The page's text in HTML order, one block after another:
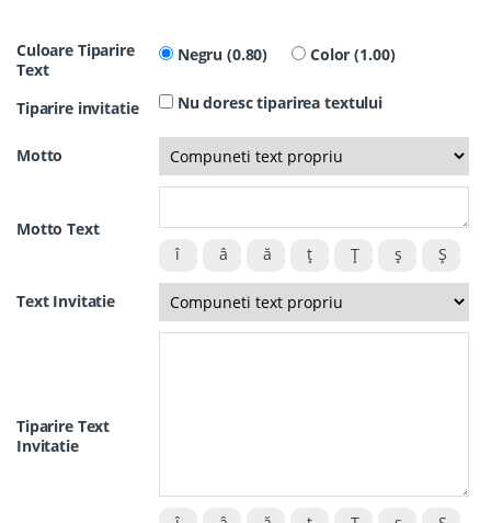
Culoare Tiparire
Text
Negru (0.80) Color (1.00)
Tiparire invitatie Nu doresc tiparirea textului
Motto
Motto Text
Text Invitatie
Tiparire Text
Invitatie